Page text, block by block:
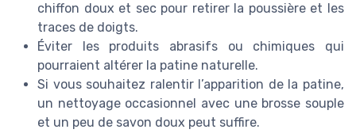
chiffon doux et sec pour retirer la poussière et les
traces de doigts.
Éviter les produits abrasifs ou chimiques qui
pourraient altérer la patine naturelle.
Si vous souhaitez ralentir l’apparition de la patine,
un nettoyage occasionnel avec une brosse souple
et un peu de savon doux peut suffire.